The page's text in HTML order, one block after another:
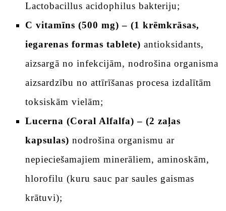
Lactobacillus acidophilus bakteriju;
C vitamīns (500 mg) – (1 krēmkrāsas,
iegarenas formas tablete) antioksidants,
aizsargā no infekcijām, nodrošina organisma
aizsardzību no attīrīšanas procesa izdalītām
toksiskām vielām;
Lucerna (Coral Alfalfa) – (2 zaļas
kapsulas) nodrošina organismu ar
nepieciešamajiem minerāliem, aminoskām,
hlorofilu (kuru sauc par saules gaismas
krātuvi);